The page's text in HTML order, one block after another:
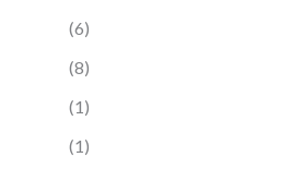
(6)
(8)
(1)
(1)